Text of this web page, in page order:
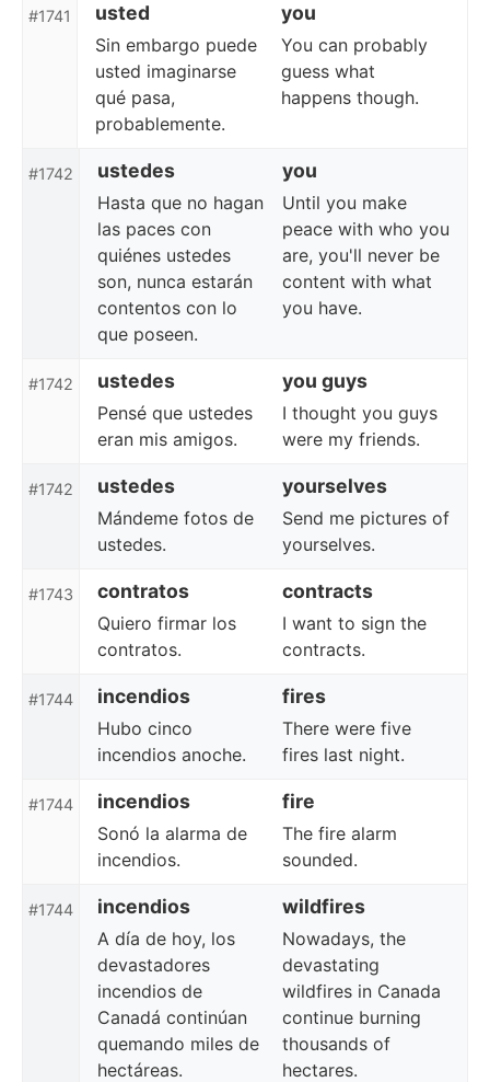
#1741 usted you
Sin embargo puede
usted imaginarse
qué pasa,
probablemente.
You can probably
guess what
happens though.
#1742 ustedes you
Hasta que no hagan
las paces con
quiénes ustedes
son, nunca estarán
contentos con lo
que poseen.
Until you make
peace with who you
are, you'll never be
content with what
you have.
#1742 ustedes you guys
Pensé que ustedes
eran mis amigos.
I thought you guys
were my friends.
#1742 ustedes yourselves
Mándeme fotos de
ustedes.
Send me pictures of
yourselves.
#1743 contratos contracts
Quiero firmar los
contratos.
I want to sign the
contracts.
#1744 incendios fires
Hubo cinco
incendios anoche.
There were five
fires last night.
#1744 incendios fire
Sonó la alarma de
incendios.
The fire alarm
sounded.
#1744 incendios wildfires
A día de hoy, los
devastadores
incendios de
Canadá continúan
quemando miles de
hectáreas.
Nowadays, the
devastating
wildfires in Canada
continue burning
thousands of
hectares.